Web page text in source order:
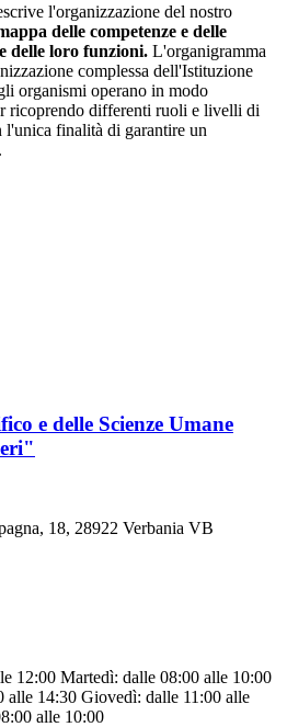
l'organizzazione del nostro
delle competenze e delle
delle loro funzioni. L'organigramma
complessa dell'Istituzione
organismi operano in modo
ricoprendo differenti ruoli e livelli di
l'unica finalità di garantire un
e delle Scienze Umane
18, 28922 Verbania VB
12:00 Martedì: dalle 08:00 alle 10:00
alle 14:30 Giovedì: dalle 11:00 alle
alle 10:00